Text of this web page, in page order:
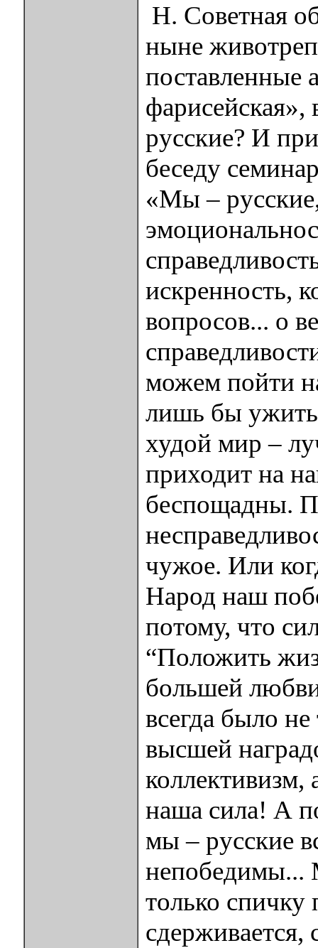
Н. Советная
ныне
поставленные
фарисейская»,
русские? И
беседу
«Мы –
искренность,
вопросов... о
можем пойти
лишь бы
худой мир –
приходит на
беспощадны.
чужое. Или
Народ наш
потому, что
“Положить
большей
всегда было
высшей
коллективизм,
наша сила! А
мы – русские
непобедимы...
только спичку
сдерживается,